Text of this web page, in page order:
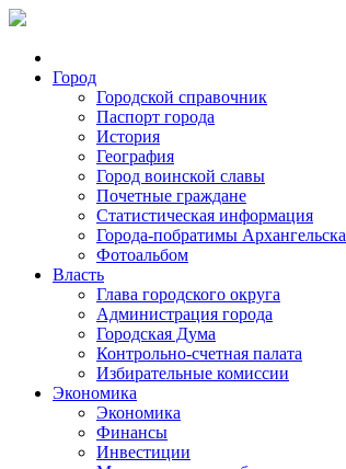
Город
Городской справочник
Паспорт города
История
География
Город воинской славы
Почетные граждане
Статистическая информация
Города-побратимы Архангельска
Фотоальбом
Власть
Глава городского округа
Администрация города
Городская Дума
Контрольно-счетная палата
Избирательные комиссии
Экономика
Экономика
Финансы
Инвестиции